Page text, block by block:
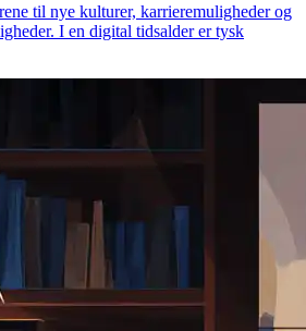
til nye kulturer, karrieremuligheder og
I en digital tidsalder er tysk